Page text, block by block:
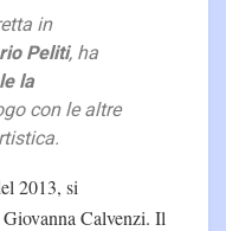
in
Peliti, ha
la
con le altre
2013, si
Calvenzi. Il